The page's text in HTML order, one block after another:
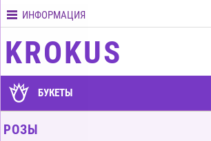
Контакты
Условия
ГАРАНТИИ
оплатить?
ИНФОРМАЦИЯ
KROKUS
БУКЕТЫ
РОЗЫ